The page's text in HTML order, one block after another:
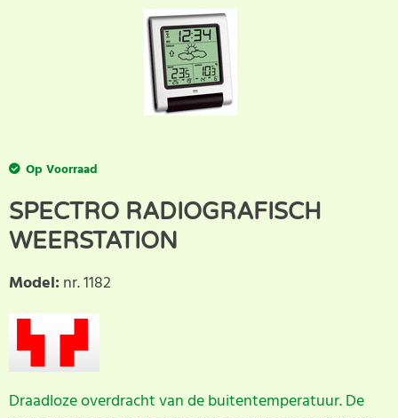
Op Voorraad
SPECTRO RADIOGRAFISCH
WEERSTATION
Model: nr. 1182
Draadloze overdracht van de buitentemperatuur. De